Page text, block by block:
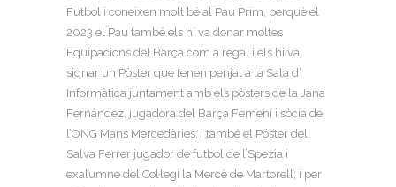
Futbol i coneixen molt bé al Pau Prim, perquè el
2023 el Pau també els hi va donar moltes
Equipacions del Barça com a regal i els hi va
signar un Pòster que tenen penjat a la Sala d’
Informàtica juntament amb els pòsters de la Jana
Fernández, jugadora del Barça Femení i sòcia de
l’ONG Mans Mercedàries; i també el Póster del
Salva Ferrer jugador de futbol de l’Spezia i
exalumne del Col·legi la Mercè de Martorell; i per